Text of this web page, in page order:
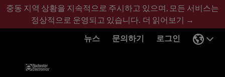
기
콘
바
글
중동 지역 상황을 지속적으로 주시하고 있으며, 모든 서비스는
정상적으로 운영되고 있습니다. 더 읽어보기 →
뉴스
문의하기 로그인